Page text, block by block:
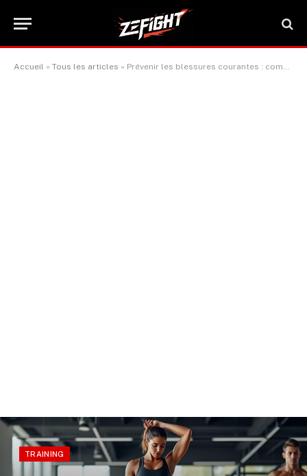
Accueil » Tous les articles » Prévenir les blessures courantes : comment protéger épaules, hanches et genoux lors de vos entraînements
TRAINING